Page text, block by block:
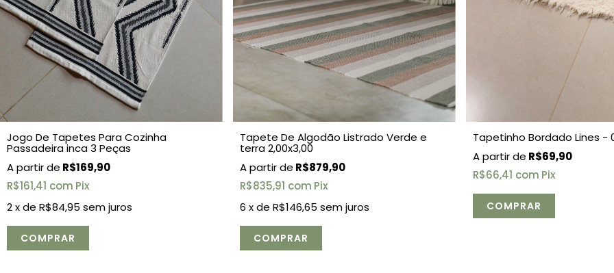
Jogo De Tapetes Para Cozinha
Passadeira inca 3 Peças
R$169,90
R$161,41 com Pix
2x de R$84,95 sem juros
Tapete De Algodão Listrado Verde e
terra 2,00x3,00
R$879,90
R$835,91 com Pix
6 x de R$146,65 sem juros
Tapetinho Bordado Lines -
R$69,90
R$66,41 com Pix